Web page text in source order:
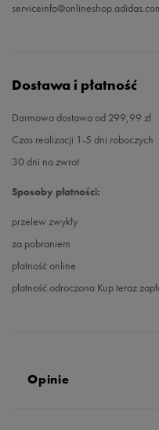
Dostawa i płatność
Darmowa dostawa od 299,99 zł
Czas realizacji 1-5 dni roboczych
30 dni na zwrot
Sposoby płatności:
przelew zwykły
za pobraniem
płatność online
płatność odroczona Kup teraz
Opinie